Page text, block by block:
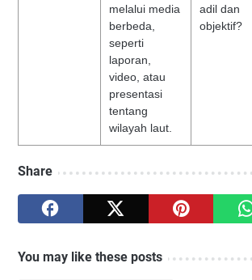
melalui media
berbeda,
seperti
laporan,
video, atau
presentasi
tentang
wilayah laut.
adil dan
objektif?
Share
You may like these posts